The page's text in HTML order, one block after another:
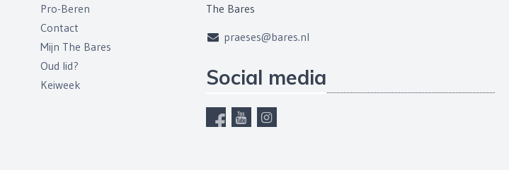
Pro-Beren
Contact
Mijn The Bares
Oud lid?
Keiweek
The Bares
praeses@bares.nl
Social media